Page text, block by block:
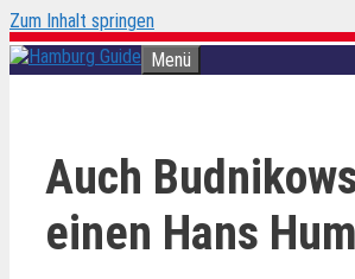
Zum Inhalt springen
Menü
Auch
einen Hans